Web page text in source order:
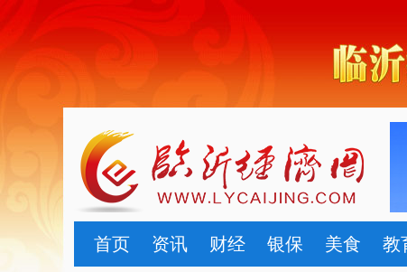
首页 资讯 财经 银保 美食 教